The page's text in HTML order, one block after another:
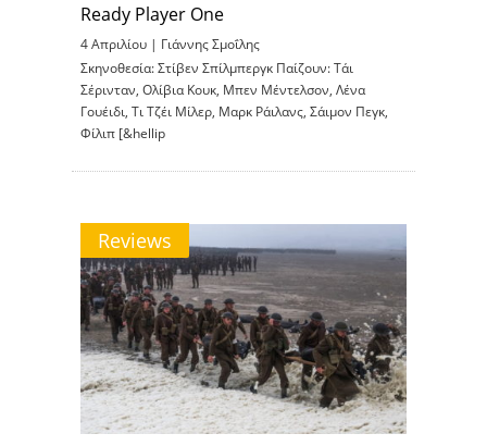
Ready Player One
4 Απριλίου | Γιάννης Σμοΐλης
Σκηνοθεσία: Στίβεν Σπίλμπεργκ Παίζουν: Τάι
Σέρινταν, Ολίβια Κουκ, Μπεν Μέντελσον, Λένα
Γουέιδι, Τι Τζέι Μίλερ, Μαρκ Ράιλανς, Σάιμον Πεγκ,
Φίλιπ [&hellip
Reviews